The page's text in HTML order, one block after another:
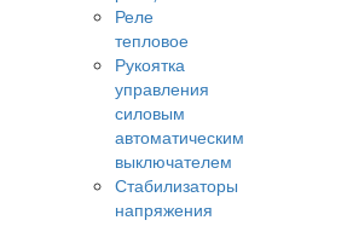
Реле
тепловое
Рукоятка
управления
силовым
автоматическим
выключателем
Стабилизаторы
напряжения